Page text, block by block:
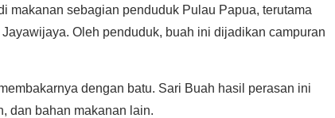
makanan sebagian penduduk Pulau Papua, terutama
Oleh penduduk, buah ini dijadikan campuran
dengan batu. Sari Buah hasil perasan ini
dan bahan makanan lain.